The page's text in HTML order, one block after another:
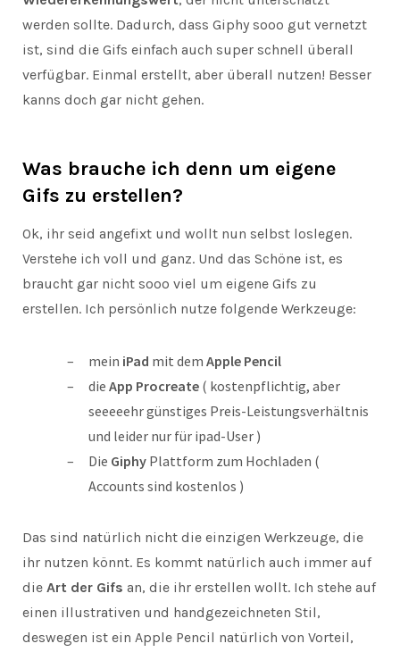
werden sollte. Dadurch, dass Giphy sooo gut vernetzt
ist, sind die Gifs einfach auch super schnell überall
verfügbar. Einmal erstellt, aber überall nutzen! Besser
kanns doch gar nicht gehen.
Was brauche ich denn um eigene
Gifs zu erstellen?
Ok, ihr seid angefixt und wollt nun selbst loslegen.
Verstehe ich voll und ganz. Und das Schöne ist, es
braucht gar nicht sooo viel um eigene Gifs zu
erstellen. Ich persönlich nutze folgende Werkzeuge:
mein iPad mit dem Apple Pencil
die App Procreate ( kostenpflichtig, aber
seeeeehr günstiges Preis-Leistungsverhältnis
und leider nur für ipad-User )
Die Giphy Plattform zum Hochladen (
Accounts sind kostenlos )
Das sind natürlich nicht die einzigen Werkzeuge, die
ihr nutzen könnt. Es kommt natürlich auch immer auf
die Art der Gifs an, die ihr erstellen wollt. Ich stehe auf
einen illustrativen und handgezeichneten Stil,
deswegen ist ein Apple Pencil natürlich von Vorteil,